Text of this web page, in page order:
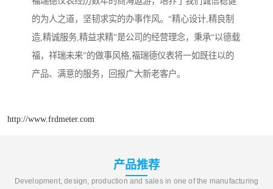
的为人之道，坚韧求实的办事作风。“精心设计,精良制
造,精诚服务,精益求精”是公司的经营理念，秉承“以德载
福，祥瑞未来”的做事风格,福瑞德仪表将一如既往以的
产品、满意的服务，回报广大新老客户。
http://www.frdmeter.com
产品推荐
Development, design, production and sales in one of the manufacturing